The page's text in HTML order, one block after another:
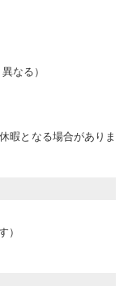
なる）
暇となる場合がありま
）